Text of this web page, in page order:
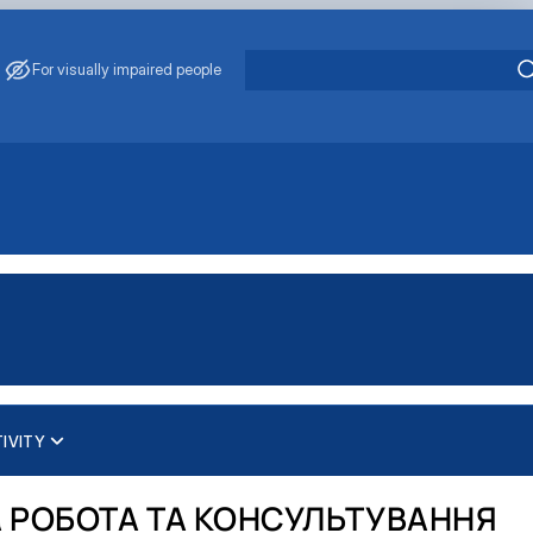
For visually impaired people
та консультуван…
РОБОТА ТА КОНСУЛЬТУВАННЯ